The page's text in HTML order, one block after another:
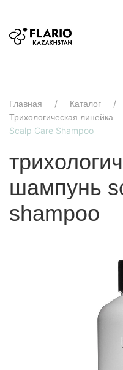
Главная Каталог
Трихологическая линейка
Scalp Care Shampoo
шампунь
shampoo